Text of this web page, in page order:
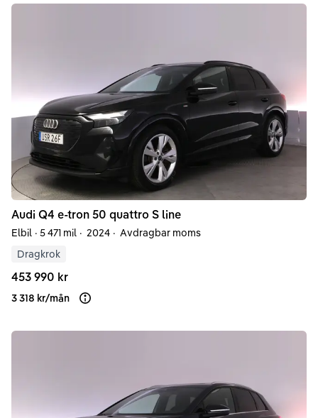
Audi Q4 e-tron 50 quattro S line
Elbil · 5 471 mil · 2024 · Avdragbar moms
Dragkrok
453 990 kr
3 318 kr/mån Läs mer om finansiering